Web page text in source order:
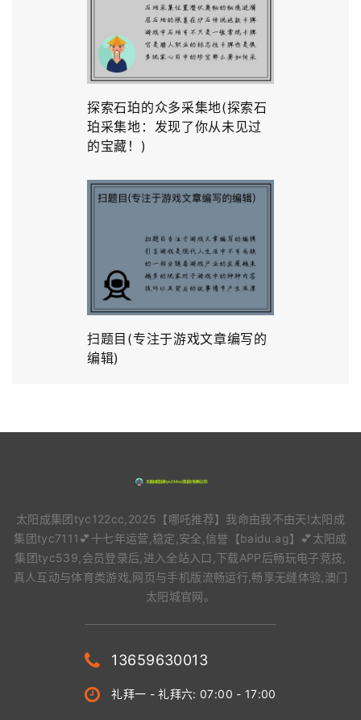
探索石珀的众多采集地(探索石
珀采集地：发现了你从未见过
的宝藏！)
扫题目(专注于游戏文章编写的
编辑)
太阳成集团tyc122cc,2025【哪吒推荐】我命由我不由天!太阳成
集团tyc7111💕十七年运营,稳定,安全,信誉【baidu.ag】💕太阳成
集团tyc539,会员登录后,进入全站入口,下载APP后畅玩电子竞技,
真人互动与体育类游戏,网页与手机版流畅运行,畅享无缝体验,澳门
太阳城官网。
13659630013
礼拜一 - 礼拜六: 07:00 - 17:00